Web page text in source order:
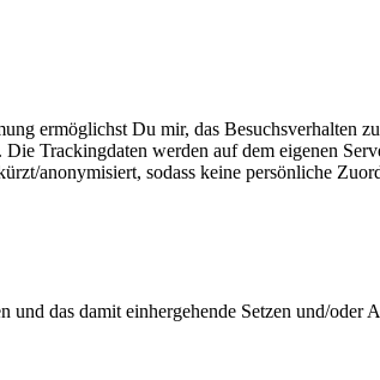
ermöglichst Du mir, das Besuchsverhalten
Trackingdaten werden auf dem eigenen
anonymisiert, sodass keine persönliche
das damit einhergehende Setzen und/